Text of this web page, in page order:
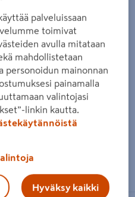
kosketusnäytöllä
palveluissaan
toimivat
avulla mitataan
mahdollistetaan
personoidun mainonnan
painamalla
valintojasi
linkin kautta.
Hyväksy kaikki